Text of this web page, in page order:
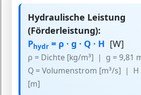
Hydraulische Leistung
(Förderleistung):
Phydr = ρ · g · Q · H [W]
ρ = Dichte [kg/m³] | g = 9,81
Q = Volumenstrom [m³/s] | H
[m]